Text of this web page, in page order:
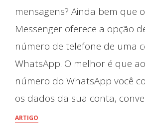
mensagens? Ainda bem que
Messenger oferece a opção
número de telefone de uma
WhatsApp. O melhor é que
número do WhatsApp você
os dados da sua conta,
ARTIGO